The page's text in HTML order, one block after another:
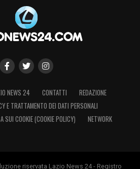
NEWS 24 CONTATTI
REDAZIONE
E TRATTAMENTO DEI DATI PERSONALI
SUI COOKIE (COOKIE POLICY)
NETWORK
riservata Lazio News 24 - Registro